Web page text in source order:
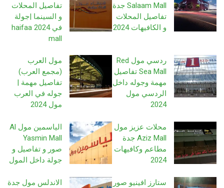
Salaam Mall جدة
تفاصيل المحلات
و الكافيهات 2024
تفاصيل المحلات
و السينما |جولة
في 2024 haifaa
mall
ردسي مول Red
Sea Mall تفاصيل
مهمة وجوله داخل
الردسي مول
2024
مول العرب
(مجمع العرب)
تفاصيل مهمة |
جوله في العرب
مول 2024
محلات عزيز مول
Aziz Mall جدة
مطاعم وكافيهات
2024
الياسمين مول Al
Yasmin Mall
صور و تفاصيل و
جولة داخل المول
ستارز افينيو صور
الاندلس مول جدة